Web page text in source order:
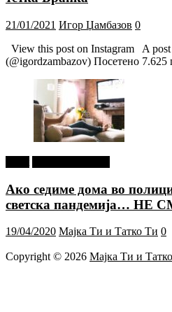
21/01/2021 Игор Џамбазов 0
View this post on Instagram A
(@igordzambazov) Посетено 7.625
Ако седиме дома во
светска пандемија… НЕ
19/04/2020 Мајка Ти и Татко Ти 0
Copyright © 2026 Мајка Ти и